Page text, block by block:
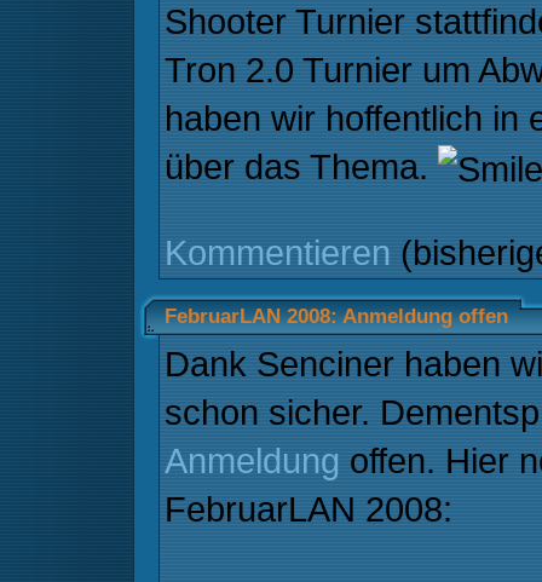
Shooter Turnier
Tron 2.0 Turnier um
haben wir hoffentlich in
über das Thema.
Kommentieren
FebruarLAN 2008: Anmeldung offen
Dank Senciner haben
schon sicher.
Anmeldung offen. Hier
FebruarLAN 2008: